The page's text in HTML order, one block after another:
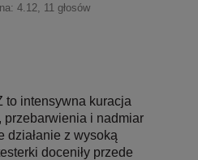
4.12, 11 głosów
to intensywna kuracja
przebarwienia i nadmiar
działanie z wysoką
doceniły przede